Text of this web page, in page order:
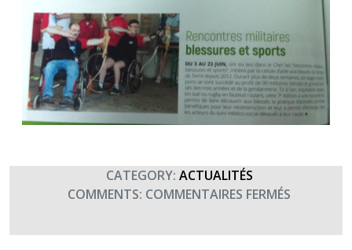
CATEGORY: ACTUALITÉS
COMMENTS: COMMENTAIRES FERMÉS
RMBS